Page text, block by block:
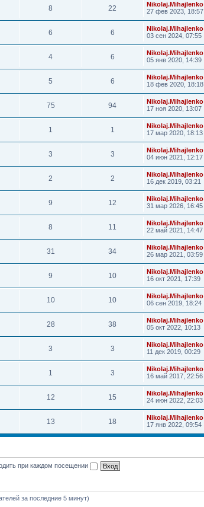
8 22
Nikolaj.Mihajlenko
27 фев 2023, 18:57
6 6
Nikolaj.Mihajlenko
03 сен 2024, 07:55
4 6
Nikolaj.Mihajlenko
05 янв 2020, 14:39
5 6
Nikolaj.Mihajlenko
18 фев 2020, 18:18
75 94
Nikolaj.Mihajlenko
17 ноя 2020, 13:07
1 1
Nikolaj.Mihajlenko
17 мар 2020, 18:13
3 3
Nikolaj.Mihajlenko
04 июн 2021, 12:17
2 2
Nikolaj.Mihajlenko
16 дек 2019, 03:21
9 12
Nikolaj.Mihajlenko
31 мар 2026, 16:45
8 11
Nikolaj.Mihajlenko
22 май 2021, 14:47
31 34
Nikolaj.Mihajlenko
26 мар 2021, 03:59
9 10
Nikolaj.Mihajlenko
16 окт 2021, 17:39
10 10
Nikolaj.Mihajlenko
06 сен 2019, 18:24
28 38
Nikolaj.Mihajlenko
05 окт 2022, 10:13
3 3
Nikolaj.Mihajlenko
11 дек 2019, 00:29
1 3
Nikolaj.Mihajlenko
16 май 2017, 22:56
12 15
Nikolaj.Mihajlenko
24 июн 2022, 22:03
13 18
Nikolaj.Mihajlenko
17 янв 2022, 09:54
при каждом посещении
за последние 5 минут)